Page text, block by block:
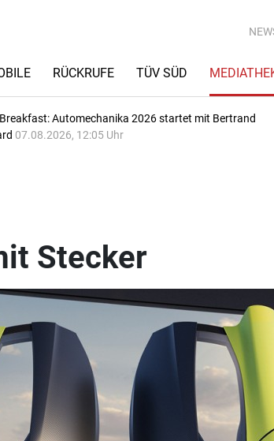
RÜCKRUFE TÜV SÜD
Breakfast: Automechanika 2026 startet mit Bertrand
07.08.2026, 12:05 Uhr
Stecker